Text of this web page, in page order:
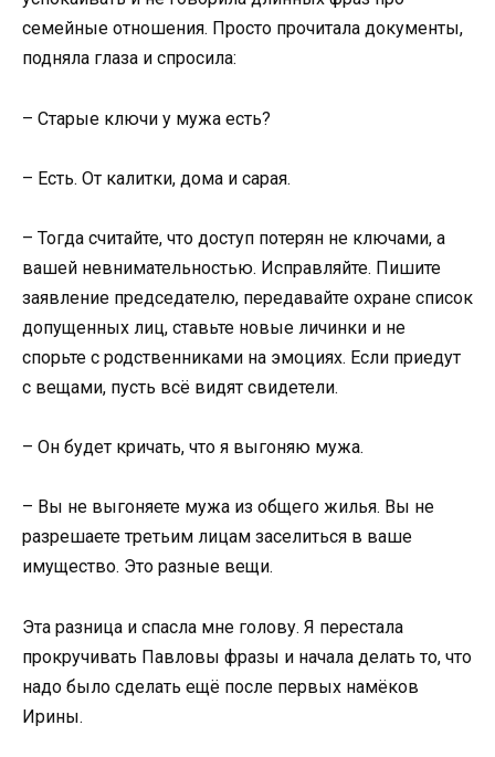
семейные отношения. Просто прочитала документы,
подняла глаза и спросила:
– Старые ключи у мужа есть?
– Есть. От калитки, дома и сарая.
– Тогда считайте, что доступ потерян не ключами, а
вашей невнимательностью. Исправляйте. Пишите
заявление председателю, передавайте охране список
допущенных лиц, ставьте новые личинки и не
спорьте с родственниками на эмоциях. Если приедут
с вещами, пусть всё видят свидетели.
– Он будет кричать, что я выгоняю мужа.
– Вы не выгоняете мужа из общего жилья. Вы не
разрешаете третьим лицам заселиться в ваше
имущество. Это разные вещи.
Эта разница и спасла мне голову. Я перестала
прокручивать Павловы фразы и начала делать то, что
надо было сделать ещё после первых намёков
Ирины.